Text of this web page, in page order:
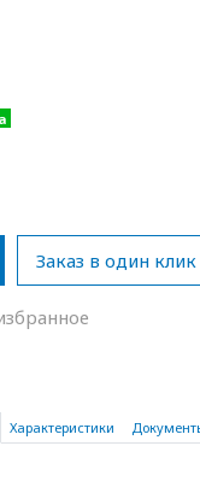
Заказ в один клик
Характеристики